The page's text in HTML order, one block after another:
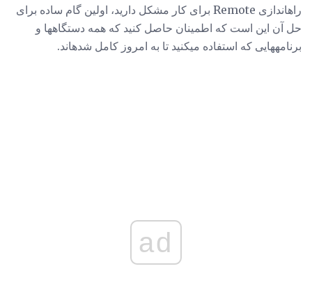
راهاندازی Remote برای کار مشکل دارید، اولین گام ساده برای
حل آن این است که اطمینان حاصل کنید که همه دستگاهها و
برنامههایی که استفاده میکنید تا به امروز کامل شدهاند.
ad